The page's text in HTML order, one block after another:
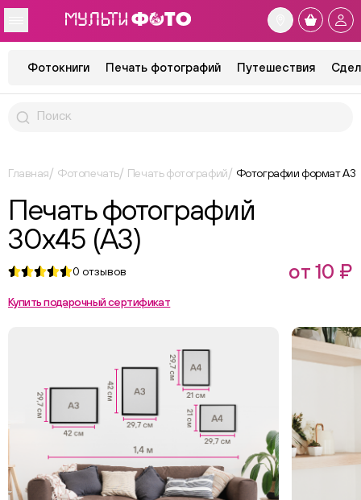
Фотокниги Печать фотографий Путешествия
Главная Фотопечать Печать фотографий Фотографии формат А3
Печать фотографий
30x45 (А3)
0 отзывов от 10 ₽
Купить подарочный сертификат